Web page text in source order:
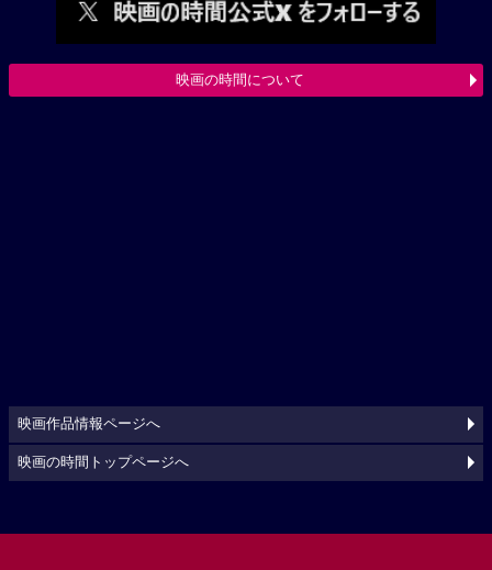
映画の時間について
映画作品情報ページへ
映画の時間トップページへ